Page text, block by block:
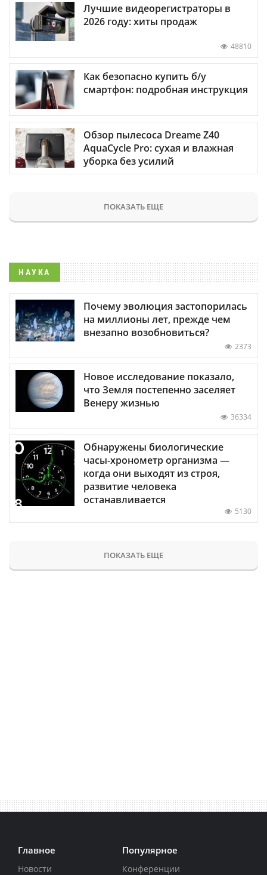
Лучшие видеорегистраторы в
2026 году: хиты продаж
48810
Как безопасно купить б/у
смартфон: подробная инструкция
Обзор пылесоса Dreame Z40
AquaCycle Pro: сухая и влажная
уборка без усилий
ПОКАЗАТЬ ЕЩЕ
НАУКА
Почему эволюция застопорилась
на миллионы лет, прежде чем
внезапно возобновиться?
2373
Новое исследование показало,
что Земля постепенно заселяет
Венеру жизнью
36334
Обнаружены биологические
часы-хронометр организма —
когда они выходят из строя,
развитие человека
останавливается
5130
ПОКАЗАТЬ ЕЩЕ
Главное
Новости
Популярное
Конференции